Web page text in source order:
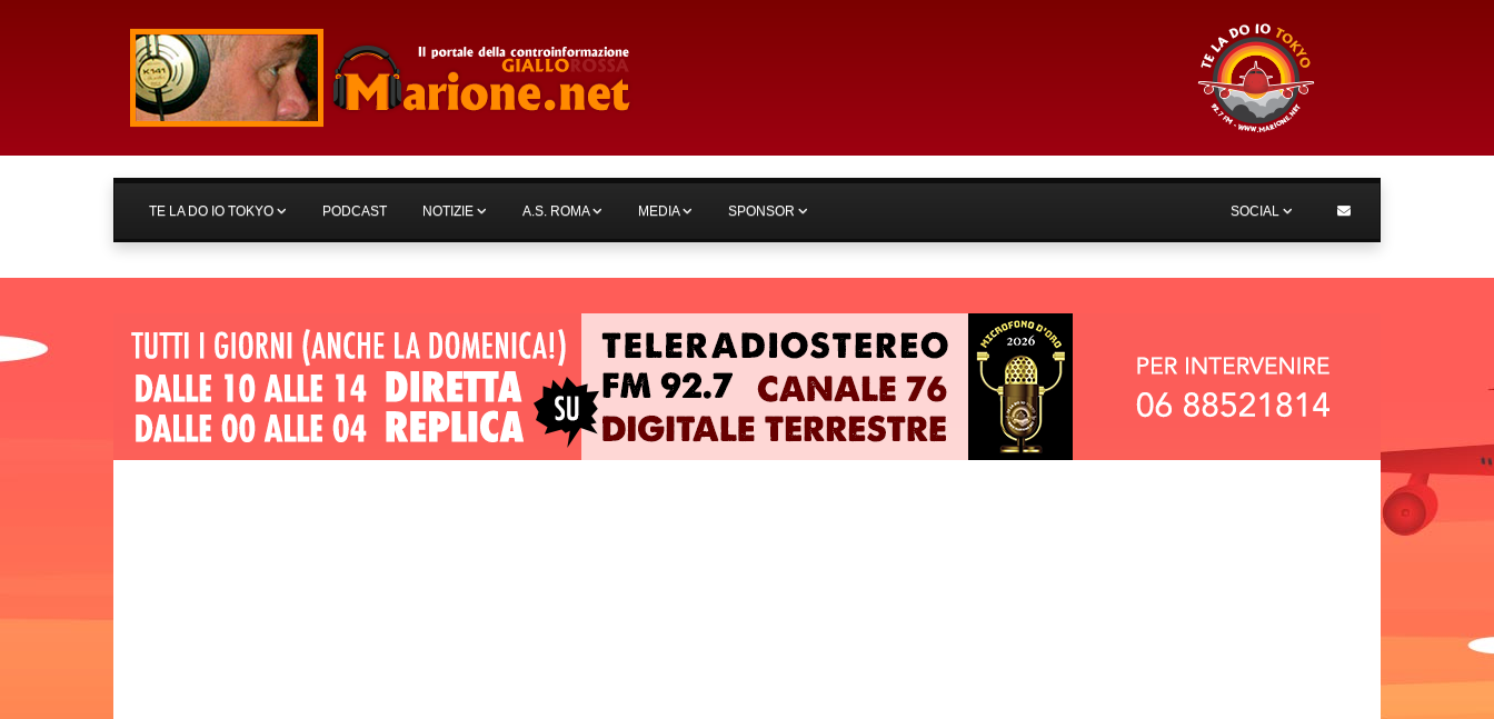
TE LA DO IO TOKYO PODCAST NOTIZIE A.S. ROMA MEDIA SPONSOR SOCIAL